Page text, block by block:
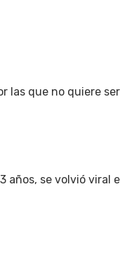
las que no quiere
se volvió viral